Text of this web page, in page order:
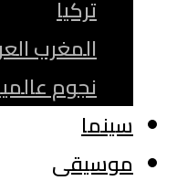
تركيا
المغرب
نجوم
سينما
موسيقى